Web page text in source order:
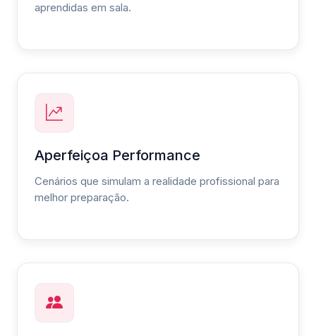
aprendidas em sala.
Aperfeiçoa Performance
Cenários que simulam a realidade profissional para
melhor preparação.